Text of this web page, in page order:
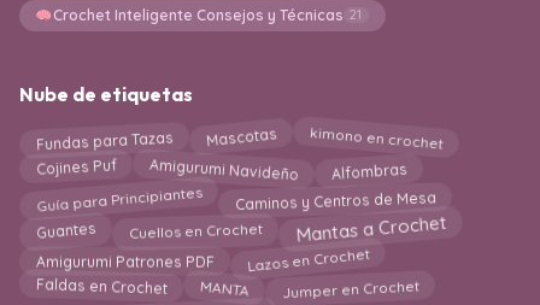
Crochet Inteligente Consejos y Técnicas 21
Nube de etiquetas
Fundas para Tazas Mascotas kimono en crochet
Cojines Puf Amigurumi Navideño Alfombras
Guía para Principiantes Caminos y Centros de Mesa
Guantes Cuellos en Crochet Mantas a Crochet
Amigurumi Patrones PDF Lazos en Crochet
Faldas en Crochet MANTA Jumper en Crochet